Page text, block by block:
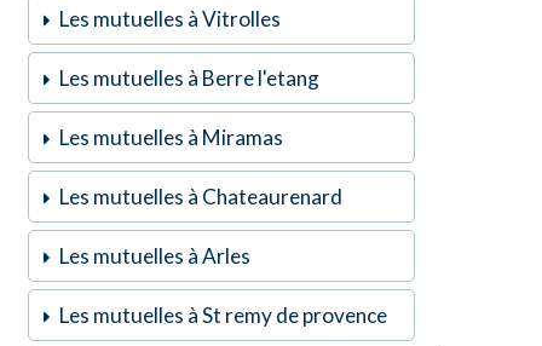
Les mutuelles à Vitrolles
Les mutuelles à Berre l'etang
Les mutuelles à Miramas
Les mutuelles à Chateaurenard
Les mutuelles à Arles
Les mutuelles à St remy de provence